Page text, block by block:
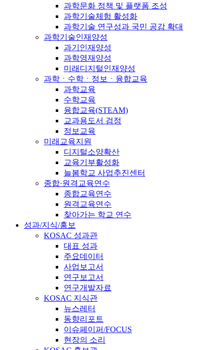
과학문화 정책 및 플랫폼 조성
과학기술체험 활성화
과학기술 연구성과 국민 공감 확대
과학기술인재양성
과기인재양성
과학영재양성
미래디지털인재양성
과학ㆍ수학ㆍ정보ㆍ융합교육
과학교육
수학교육
융합교육(STEAM)
교과용도서 검정
정보교육
미래교육지원
디지털소양확산
교육기부활성화
늘봄학교 사업추진센터
종합·원격교육연수
종합교육연수
원격교육연수
찾아가는 학교 연수
성과/지식/홍보
KOSAC 성과관
대표 성과
주요데이터
사업보고서
연구보고서
연구개발자료
KOSAC 지식관
뉴스레터
동향리포트
이슈페이퍼/FOCUS
현장의 소리